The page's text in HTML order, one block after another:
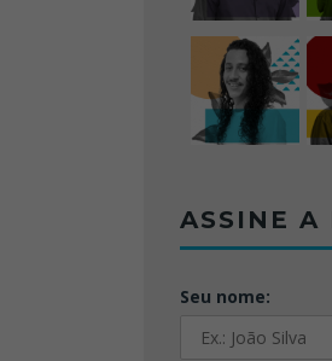
ASSINE A
Seu nome: